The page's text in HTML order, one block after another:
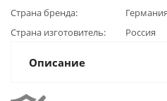
Страна бренда
Германия
Страна изготовитель
Россия
Описание